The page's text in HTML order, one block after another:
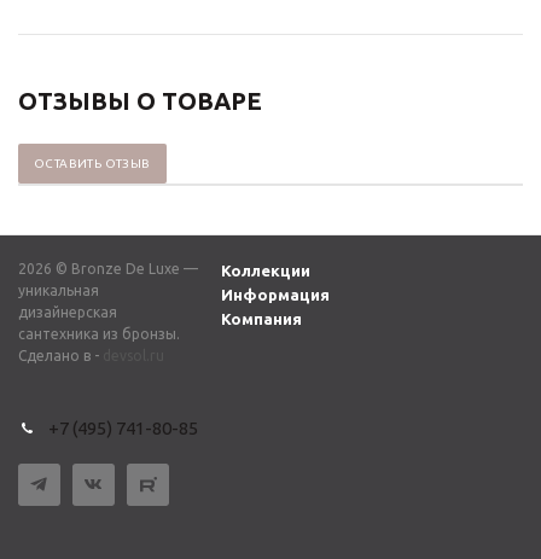
ОТЗЫВЫ О ТОВАРЕ
ОСТАВИТЬ ОТЗЫВ
2026 © Bronze De Luxe —
уникальная
дизайнерская
сантехника из бронзы.
Сделано в -
Коллекции
Информация
Компания
+7 (495) 741-80-85